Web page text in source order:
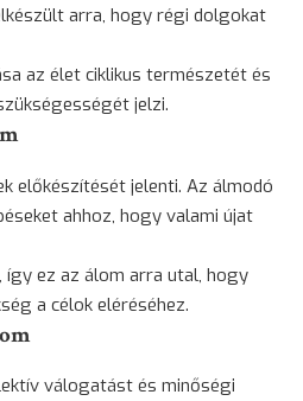
arra, hogy régi dolgokat
az élet ciklikus természetét és
jelzi.
előkészítését jelenti. Az álmodó
ahhoz, hogy valami újat
így ez az álom arra utal, hogy
a célok eléréséhez.
válogatást és minőségi